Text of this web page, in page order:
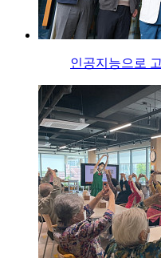
인공지능으로